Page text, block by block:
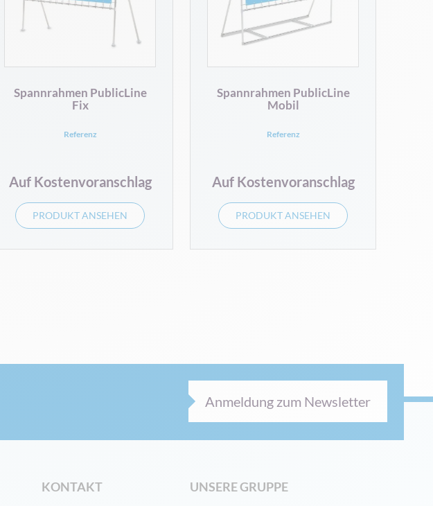
Spannrahmen PublicLine
Fix
Referenz
Auf Kostenvoranschlag
PRODUKT ANSEHEN
Spannrahmen PublicLine
Mobil
Referenz
Auf Kostenvoranschlag
PRODUKT ANSEHEN
Anmeldung zum Newsletter
KONTAKT UNSERE GRUPPE